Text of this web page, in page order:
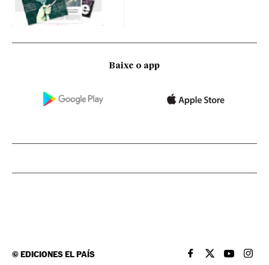
Baixe o app
©EDICIONES EL PAÍS EL PAÍS BRASIL EN
EL PAÍSEL PAÍS
EL